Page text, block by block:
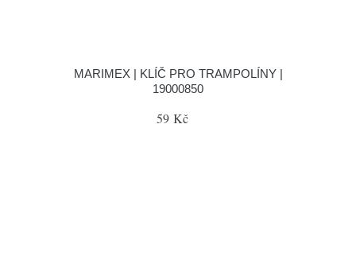
MARIMEX | KLÍČ PRO TRAMPOLÍNY |
19000850
59 Kč